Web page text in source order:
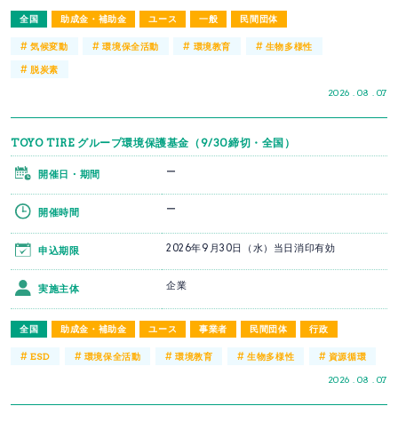
全国 助成金・補助金 ユース 一般 民間団体
2026 . 08 . 07
#気候変動 #環境保全活動 # 環境教育 # 生物多様性
#脱炭素
TOYO TIRE グループ環境保護基金（9/30締切・全国）
全国 助成金・補助金 ユース 事業者 民間団体 行政
2026 . 08 . 07
開催日・期間 ー
開催時間 ー
申込期限 2026年9月30日（水）当日消印有効
実施主体 企業
#ESD # 環境保全活動 #環境教育 #生物多様性 # 資源循環